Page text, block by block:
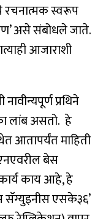
रचनात्मक स्वरूप
असे संबोधले जाते.
आजाराशी
प्रथिने
लांब असतो. हे
आतापर्यंत माहिती
बेस
काय आहे, हे
सॅग्युइनीस एसके३६’